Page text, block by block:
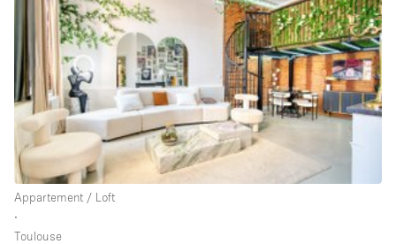
Maison / Villa / Hôtel Particulier
Restaurant / Bar / Café
Rooftop
Salle
Salle de Conférence
Salle de Réunion
Salon / Festival
Appartement / Loft
∙
Toulouse